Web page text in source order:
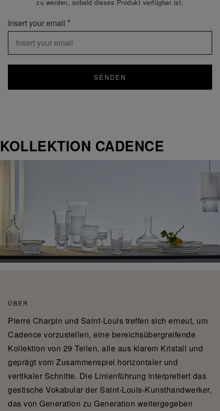
zu werden, sobald dieses Produkt verfügbar ist.
Insert your email
SENDEN
KOLLEKTION CADENCE
ÜBER
Pierre Charpin und Saint-Louis treffen sich erneut, um
Cadence vorzustellen, eine bereichsübergreifende
Kollektion von 29 Teilen, alle aus klarem Kristall und
geprägt vom Zusammenspiel horizontaler und
vertikaler Schnitte. Die Linienführung interpretiert das
gestische Vokabular der Saint-Louis-Kunsthandwerker,
das von Generation zu Generation weitergegeben